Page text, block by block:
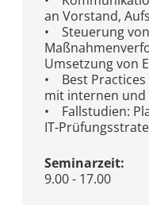
an Vorstand,
• Steuerung
Umsetzung von
• Best
mit internen und
• Fallstudien:
IT-
Seminarzeit:
9.00 - 17.00